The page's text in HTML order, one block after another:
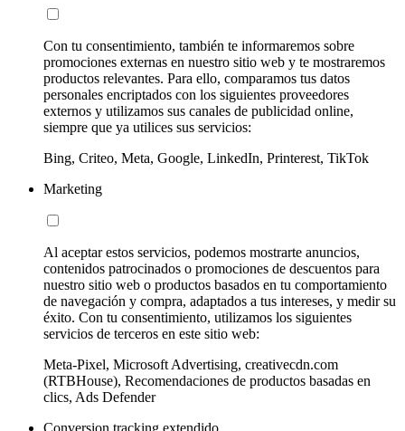
Con tu consentimiento, también te informaremos sobre
promociones externas en nuestro sitio web y te mostraremos
productos relevantes. Para ello, comparamos tus datos
personales encriptados con los siguientes proveedores
externos y utilizamos sus canales de publicidad online,
siempre que ya utilices sus servicios:
Bing, Criteo, Meta, Google, LinkedIn, Printerest, TikTok
Marketing
Al aceptar estos servicios, podemos mostrarte anuncios,
contenidos patrocinados o promociones de descuentos para
nuestro sitio web o productos basados en tu comportamiento
de navegación y compra, adaptados a tus intereses, y medir su
éxito. Con tu consentimiento, utilizamos los siguientes
servicios de terceros en este sitio web:
Meta-Pixel, Microsoft Advertising, creativecdn.com
(RTBHouse), Recomendaciones de productos basadas en
clics, Ads Defender